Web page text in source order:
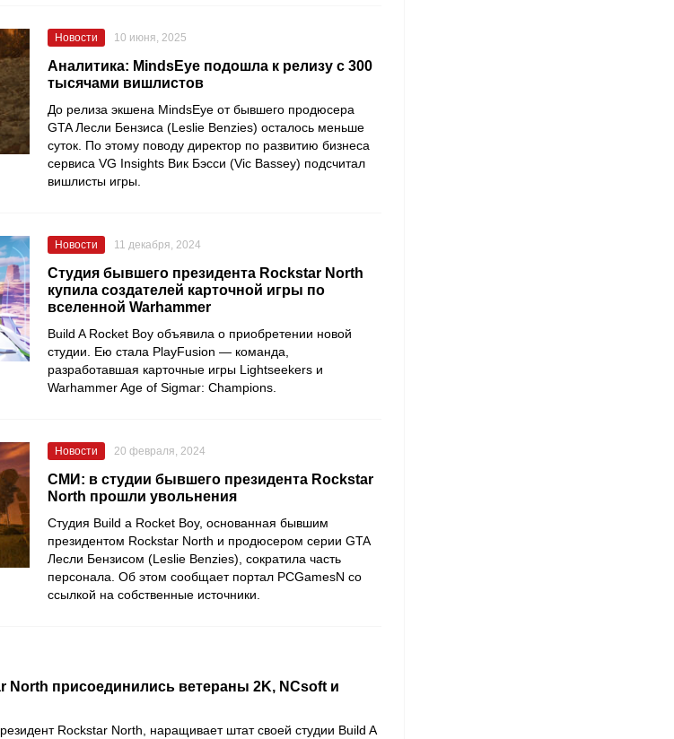
Новости 10 июня, 2025
Аналитика: MindsEye подошла к релизу с 300
тысячами вишлистов
До релиза экшена MindsEye от бывшего продюсера
GTA Лесли Бензиса (Leslie Benzies) осталось меньше
суток. По этому поводу директор по развитию бизнеса
сервиса VG Insights Вик Бэсси (Vic Bassey) подсчитал
вишлисты игры.
Новости 11 декабря, 2024
Студия бывшего президента Rockstar North
купила создателей карточной игры по
вселенной Warhammer
Build A Rocket Boy объявила о приобретении новой
студии. Ею стала PlayFusion — команда,
разработавшая карточные игры Lightseekers и
Warhammer Age of Sigmar: Champions.
Новости 20 февраля, 2024
СМИ: в студии бывшего президента Rockstar
North прошли увольнения
Студия Build a Rocket Boy, основанная бывшим
президентом Rockstar North и продюсером серии GTA
Лесли Бензисом (Leslie Benzies), сократила часть
персонала. Об этом сообщает портал PCGamesN со
ссылкой на собственные источники.
North присоединились ветераны 2K, NCsoft и
Rockstar North , наращивает штат своей студии Build A